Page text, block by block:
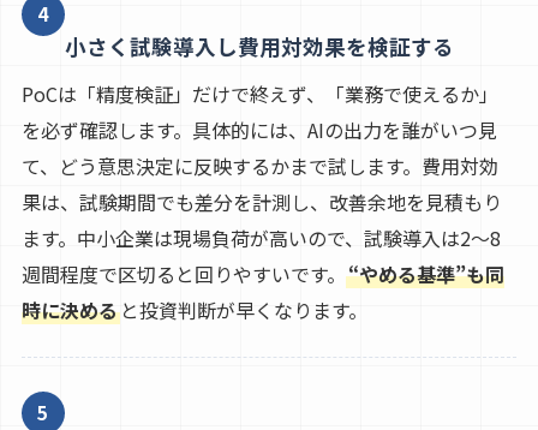
4
小さく試験導入し費用対効果を検証する
PoCは「精度検証」だけで終えず、「業務で使えるか」
を必ず確認します。具体的には、AIの出力を誰がいつ見
て、どう意思決定に反映するかまで試します。費用対効
果は、試験期間でも差分を計測し、改善余地を見積もり
ます。中小企業は現場負荷が高いので、試験導入は2〜8
週間程度で区切ると回りやすいです。 “やめる基準”も同
時に決めると投資判断が早くなります。
5